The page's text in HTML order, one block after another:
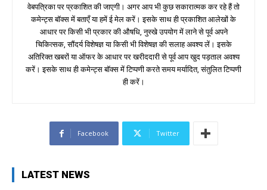
वेबपत्रिका पर प्रकाशित की जाएगी। अगर आप भी कुछ सकारात्मक कर रहे हैं तो
कमेन्ट्स बॉक्स में बताएँ या हमें ई मेल करें। इसके साथ ही प्रकाशित आलेखों के
आधार पर किसी भी प्रकार की औषधि, नुस्खे उपयोग में लाने से पूर्व अपने
चिकित्सक, सौंदर्य विशेषज्ञ या किसी भी विशेषज्ञ की सलाह अवश्य लें। इसके
अतिरिक्त खबरों या ऑफर के आधार पर खरीददारी से पूर्व आप खुद पड़ताल अवश्य
करें। इसके साथ ही कमेन्ट्स बॉक्स में टिप्पणी करते समय मर्यादित, संतुलित टिप्पणी
ही करें।
Facebook Twitter
LATEST NEWS